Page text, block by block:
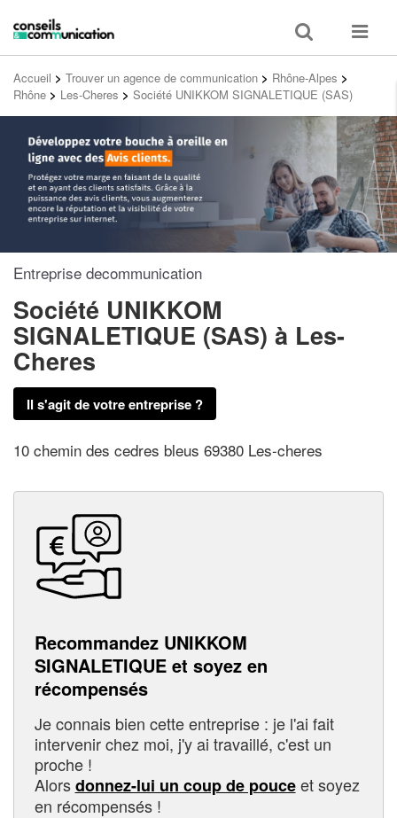
Toggle
search
Toggle
Accueil > Trouver un agence de communication > Rhône-Alpes >
Rhône > Les-Cheres > Société UNIKKOM SIGNALETIQUE (SAS)
Entreprise decommunication
Société UNIKKOM
SIGNALETIQUE (SAS) à Les-
Cheres
Il s'agit de votre entreprise ?
10 chemin des cedres bleus 69380 Les-cheres
Recommandez UNIKKOM
SIGNALETIQUE et soyez en
récompensés
Je connais bien cette entreprise : je l'ai fait
intervenir chez moi, j'y ai travaillé, c'est un
proche !
Alorsdonnez-lui un coup de pouceet soyez
en récompensés !